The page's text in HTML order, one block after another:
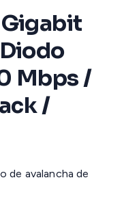
Mbps /
/
de avalancha de